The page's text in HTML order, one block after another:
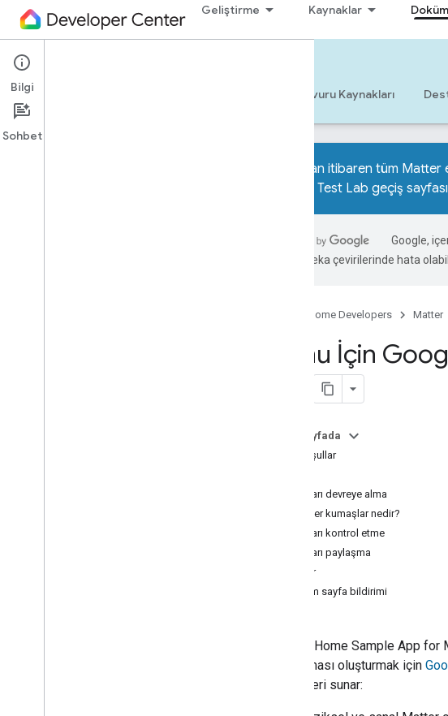
Geliştirme Kaynaklar
Matter
Başlama Başvuru Kaynakları
2026'dan itibaren tüm
Interop Test Lab geçiş
Google,
Yapay zeka çevirilerinde hata
Google Home Developers Matter
Konu İçin
Bu sayfada
Ön koşullar
Cihazları devreye alma
Matter kumaşlar nedir?
Cihazları kontrol etme
Cihazları paylaşma
Ayarlar
Yarım sayfa bildirimi
Google Home Sample App for
uygulaması oluşturmak için
özellikleri sunar:
Bilgi
Sohbet